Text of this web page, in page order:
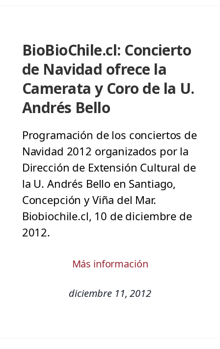
BioBioChile.cl: Concierto
de Navidad ofrece la
Camerata y Coro de la U.
Andrés Bello
Programación de los conciertos de
Navidad 2012 organizados por la
Dirección de Extensión Cultural de
la U. Andrés Bello en Santiago,
Concepción y Viña del Mar.
Biobiochile.cl, 10 de diciembre de
2012.
Más información
diciembre 11, 2012